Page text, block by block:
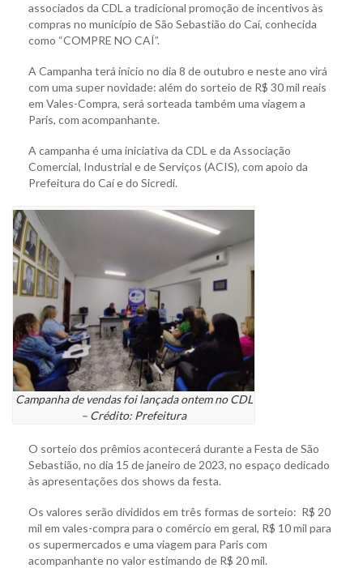
associados da CDL a tradicional promoção de incentivos às
compras no município de São Sebastião do Caí, conhecida
como “COMPRE NO CAÍ”.
A Campanha terá início no dia 8 de outubro e neste ano virá
com uma super novidade: além do sorteio de R$ 30 mil reais
em Vales-Compra, será sorteada também uma viagem a
Paris, com acompanhante.
A campanha é uma iniciativa da CDL e da Associação
Comercial, Industrial e de Serviços (ACIS), com apoio da
Prefeitura do Caí e do Sicredi.
Campanha de vendas foi lançada ontem no CDL
– Crédito: Prefeitura
O sorteio dos prêmios acontecerá durante a Festa de São
Sebastião, no dia 15 de janeiro de 2023, no espaço dedicado
às apresentações dos shows da festa.
Os valores serão divididos em três formas de sorteio: R$ 20
mil em vales-compra para o comércio em geral, R$ 10 mil para
os supermercados e uma viagem para Paris com
acompanhante no valor estimando de R$ 20 mil.